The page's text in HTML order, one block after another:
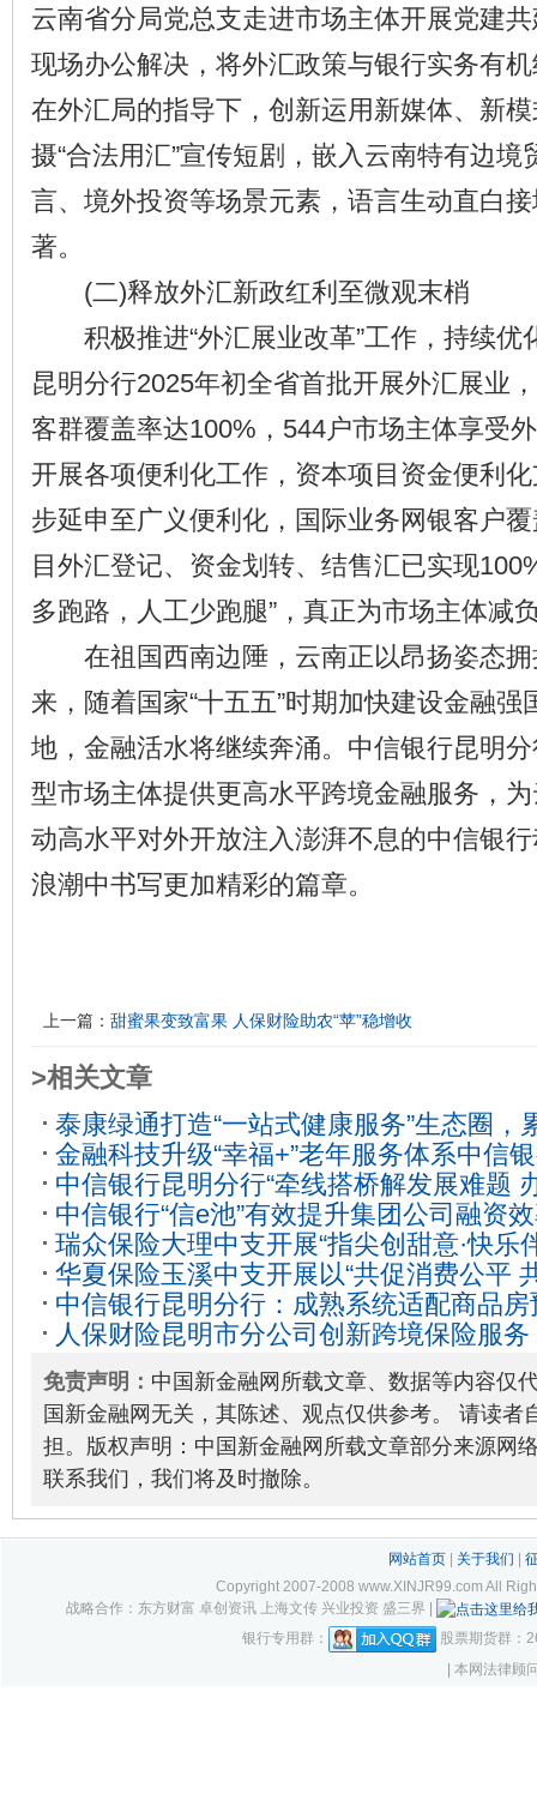
云南省分局党总支走进市场主体开展党建
现场办公解决，将外汇政策与银行实务有
在外汇局的指导下，创新运用新媒体、新
摄“合法用汇”宣传短剧，嵌入云南特有边境
言、境外投资等场景元素，语言生动直白
著。
(二)释放外汇新政红利至微观末梢
积极推进“外汇展业改革”工作，持续优
昆明分行2025年初全省首批开展外汇展业
客群覆盖率达100%，544户市场主体享受
开展各项便利化工作，资本项目资金便利
步延申至广义便利化，国际业务网银客户
目外汇登记、资金划转、结售汇已实现
多跑路，人工少跑腿”，真正为市场主体减
在祖国西南边陲，云南正以昂扬姿态拥
来，随着国家“十五五”时期加快建设金融
地，金融活水将继续奔涌。中信银行昆明
型市场主体提供更高水平跨境金融服务，
动高水平对外开放注入澎湃不息的中信银
浪潮中书写更加精彩的篇章。
上一篇： 甜蜜果变致富果 人保财险助农“苹”稳增收
>相关文章
泰康绿通打造“一站式健康服务”生态圈，
2023-08-21
金融科技升级“幸福+”老年服务体系中信
老 2020-10-30
中信银行昆明分行“牵线搭桥解发展难题
”2021-07-29
中信银行“信e池”有效提升集团公司融资
瑞众保险大理中支开展“指尖创甜意·快乐
嘉年华活动2025-11-25
华夏保险玉溪中支开展以“共促消费公平
题的 3·15消费者权益保护宣传系列活动
中信银行昆明分行：成熟系统适配商品
2023-04-25
人保财险昆明市分公司创新跨境保险服务
梿贸易发展2025-09-12
免责声明： 中国新金融网所载文章、数据等内容仅
国新金融网无关，其陈述、观点仅供参考。 请读者
担。版权声明：中国新金融网所载文章部分来源网
联系我们，我们将及时撤除。
网站首页| 关于我们
Copyright 2007-2008 www.XINJR99.com All
战略合作：东方财富 卓创资讯 上海文传 兴业投资 盛三界 |
银行专用群：
股票期货群：
| 本网法律顾